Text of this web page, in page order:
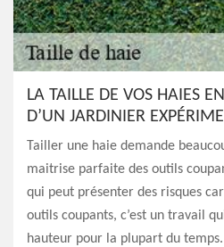
LA TAILLE DE VOS HAIES
D’UN JARDINIER
Tailler une haie demande
maitrise parfaite des outils
qui peut présenter des risques
outils coupants, c’est un travail
hauteur pour la plupart du